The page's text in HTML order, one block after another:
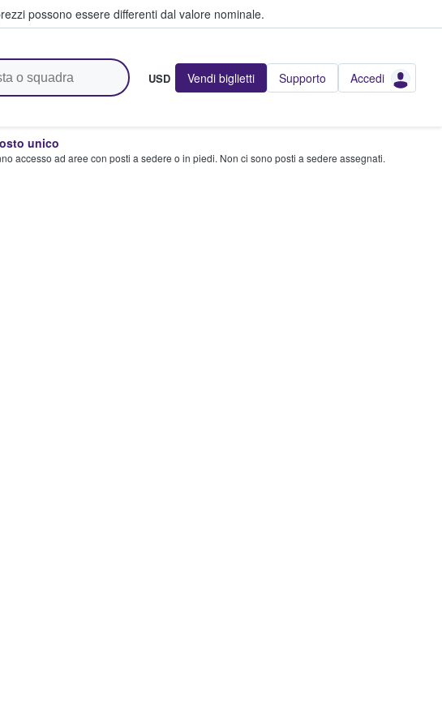
possono essere differenti dal valore nominale.
USD Vendi biglietti Supporto Accedi
unico
accesso ad aree con posti a sedere o in piedi. Non ci sono posti a sedere assegnati.